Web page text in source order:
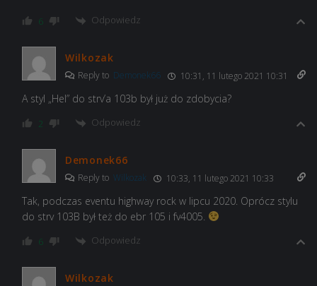
6 Odpowiedz
Wilkozak
Reply to Demonek66 10:31, 11 lutego 2021 10:31
A styl „Hel” do strv’a 103b był już do zdobycia?
2 Odpowiedz
Demonek66
Reply to Wilkozak 10:33, 11 lutego 2021 10:33
Tak, podczas eventu highway rock w lipcu 2020. Oprócz stylu
do strv 103B był też do ebr 105 i fv4005.
6 Odpowiedz
Wilkozak